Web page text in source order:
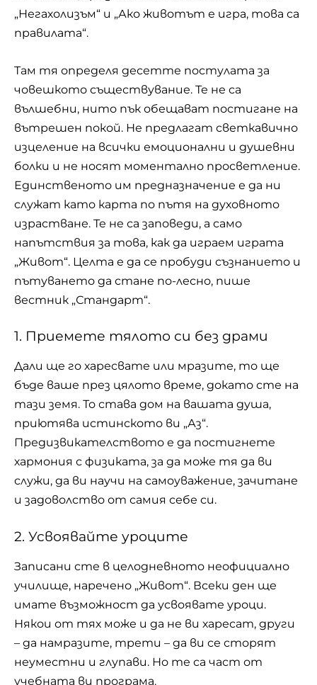
„Негахолизъм“ и „Ако животът е игра, това са
правилата“.
Там тя определя десетте постулата за
човешкото съществувание. Те не са
вълшебни, нито пък обещават постигане на
вътрешен покой. Не предлагат светкавично
изцеление на всички емоционални и душевни
болки и не носят моментално просветление.
Единственото им предназначение е да ни
служат като карта по пътя на духовното
израстване. Те не са заповеди, а само
напътствия за това, как да играем играта
„Живот“. Целта е да се пробуди съзнанието и
пътуването да стане по-лесно, пише
вестник „Стандарт“.
1. Приемете тялото си без драми
Дали ще го харесвате или мразите, то ще
бъде ваше през цялото време, докато сте на
тази земя. То става дом на вашата душа,
приютява истинското ви „Аз“.
Предизвикателството е да постигнете
хармония с физиката, за да може тя да ви
служи, да ви научи на самоуважение, зачитане
и задоволство от самия себе си.
2. Усвоявайте уроците
Записани сте в целодневното неофициално
училище, наречено „Живот“. Всеки ден ще
имате възможност да усвоявате уроци.
Някои от тях може и да не ви харесат, други
– да намразите, трети – да ви се сторят
неуместни и глупави. Но те са част от
учебната ви програма.